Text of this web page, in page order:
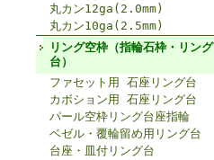
丸カン12ga(2.0mm)
丸カン10ga(2.5mm)
リング空枠（指輪石枠・リング
台）
ファセット用 石座リング台
カボション用 石座リング台
パール空枠リング台座指輪
ベゼル・覆輪留め用リング台
台座・皿付リング台